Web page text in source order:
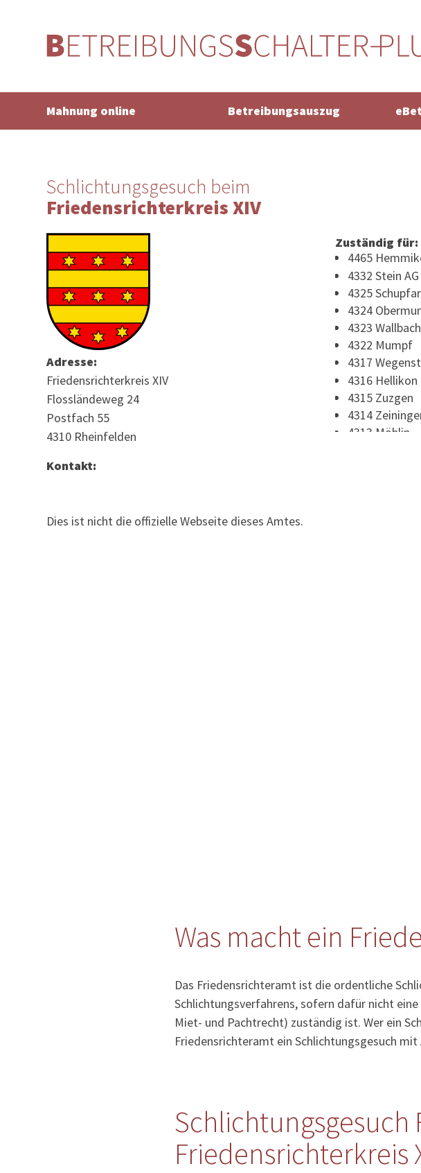
Mahnung online Betreibungsauszug
Schlichtungsgesuch beim
Friedensrichterkreis XIV
Adresse:
Friedensrichterkreis XIV
Flossländeweg 24
Postfach 55
4310 Rheinfelden
Kontakt:
Zuständig für:
4465
4332 Stein AG
4325
4324
4323 Wallbach
4322 Mumpf
4317
4316 Hellikon
4315 Zuzgen
4314
4313 Möhlin
Dies ist nicht die offizielle Webseite dieses Amtes.
Was macht ein
Das Friedensrichteramt ist die ordentliche
Schlichtungsverfahrens, sofern dafür nicht
Miet- und Pachtrecht) zuständig ist. Wer ein
Friedensrichteramt ein Schlichtungsgesuch
Friedensrichterkreis